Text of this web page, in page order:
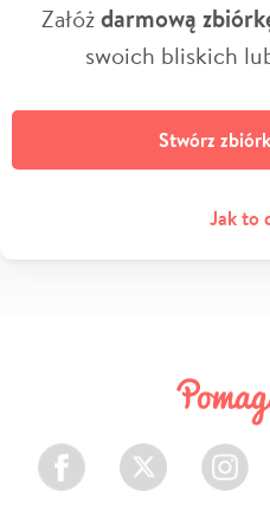
Załóżdarmową
swoich bliskich
Stwórz
Jak to
Facebook Twitter Instagram